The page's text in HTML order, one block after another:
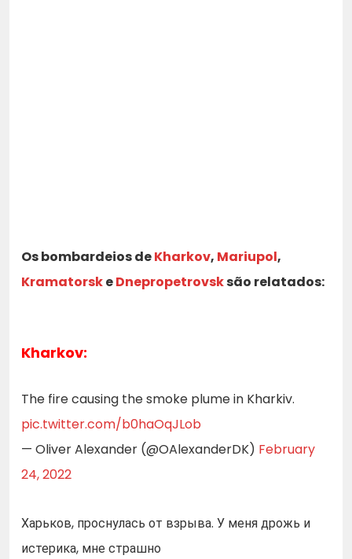
Os bombardeios deKharkov, Mariupol,
KramatorskeDnepropetrovsksão relatados:
Kharkov:
The fire causing the smoke plume in Kharkiv.
pic.twitter.com/b0haOqJLob
— Oliver Alexander (@OAlexanderDK) February
24, 2022
Харьков, проснулась от взрыва. У меня дрожь и
истерика, мне страшно